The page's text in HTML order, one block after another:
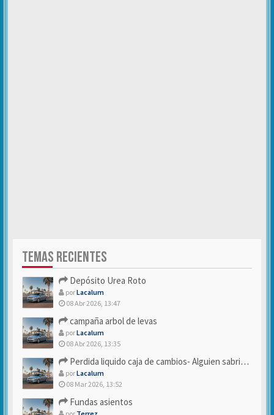
TEMAS RECIENTES
Depósito Urea Roto
porLacalum
08 Abr 2026, 13:47
campaña arbol de levas
porLacalum
08 Abr 2026, 13:35
Perdida liquido caja de cambios- Alguien sabria decirme
porLacalum
08 Mar 2026, 13:52
Fundas asientos